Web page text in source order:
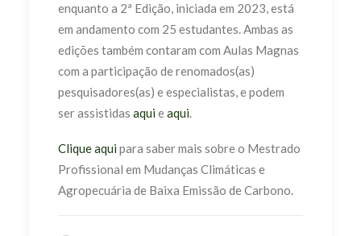
enquanto a 2ª Edição, iniciada em 2023, está
em andamento com 25 estudantes. Ambas as
edições também contaram com Aulas Magnas
com a participação de renomados(as)
pesquisadores(as) e especialistas, e podem
ser assistidas aqui eaqui.
Clique aqui para saber mais sobre o Mestrado
Profissional em Mudanças Climáticas e
Agropecuária de Baixa Emissão de Carbono.